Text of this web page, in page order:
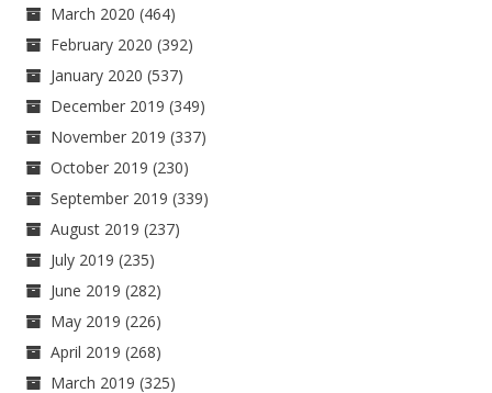
March 2020 (464)
February 2020 (392)
January 2020 (537)
December 2019 (349)
November 2019 (337)
October 2019 (230)
September 2019 (339)
August 2019 (237)
July 2019 (235)
June 2019 (282)
May 2019 (226)
April 2019 (268)
March 2019 (325)